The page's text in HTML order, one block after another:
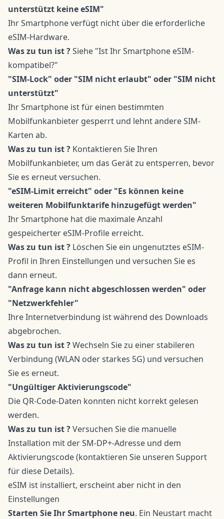
unterstützt keine eSIM"
Ihr Smartphone verfügt nicht über die erforderliche
eSIM-Hardware.
Was zu tun ist ?Siehe "Ist Ihr Smartphone eSIM-
kompatibel?"
"SIM-Lock" oder "SIM nicht erlaubt" oder "SIM nicht
unterstützt"
Ihr Smartphone ist für einen bestimmten
Mobilfunkanbieter gesperrt und lehnt andere SIM-
Karten ab.
Was zu tun ist ? Kontaktieren Sie Ihren
Mobilfunkanbieter, um das Gerät zu entsperren, bevor
Sie es erneut versuchen.
"eSIM-Limit erreicht" oder "Es können keine
weiteren Mobilfunktarife hinzugefügt werden"
Ihr Smartphone hat die maximale Anzahl
gespeicherter eSIM-Profile erreicht.
Was zu tun ist ? Löschen Sie ein ungenutztes eSIM-
Profil in Ihren Einstellungen und versuchen Sie es
dann erneut.
"Anfrage kann nicht abgeschlossen werden" oder
"Netzwerkfehler"
Ihre Internetverbindung ist während des Downloads
abgebrochen.
Was zu tun ist ?Wechseln Sie zu einer stabileren
Verbindung (WLAN oder starkes 5G) und versuchen
Sie es erneut.
"Ungültiger Aktivierungscode"
Die QR-Code-Daten konnten nicht korrekt gelesen
werden.
Was zu tun ist ?Versuchen Sie die manuelle
Installation mit der SM-DP+-Adresse und dem
Aktivierungscode (kontaktieren Sie unseren Support
für diese Details).
eSIM ist installiert, erscheint aber nicht in den
Einstellungen
Starten Sie Ihr Smartphone neu. Ein Neustart macht